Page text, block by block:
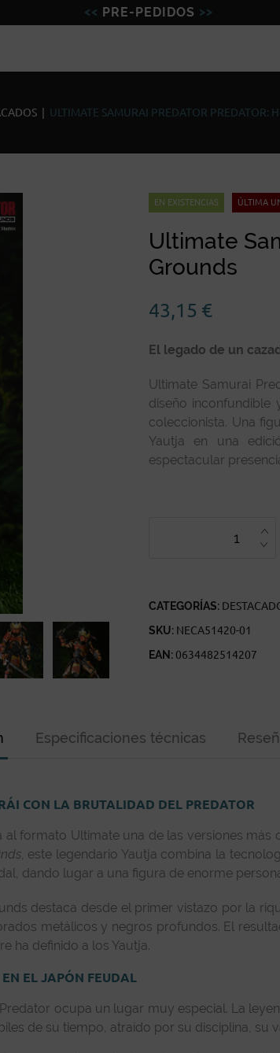
PRE-PEDIDOS
Miniaturas
ULTIMATE SAMURAI PREDATOR PREDATOR:
EN EXISTENCIAS ÚLTIMA
Ultimate
Grounds
43,15 €
El legado de un
Ultimate Samurai
diseño inconfundible
coleccionista. Una
Yautja en una
espectacular
CATEGORÍAS:
SKU: NECA51420-01
EAN: 0634482514207
Especificaciones técnicas
CON LA BRUTALIDAD DEL PREDATOR
formato Ultimate una de las versiones
, este legendario Yautja combina la
dando lugar a una figura de enorme
destaca desde el primer vistazo por la
metálicos y negros profundos. El
ha definido a los Yautja.
EL JAPÓN FEUDAL
ocupa un lugar muy especial. La
de su tiempo, atraído por su disciplina, su